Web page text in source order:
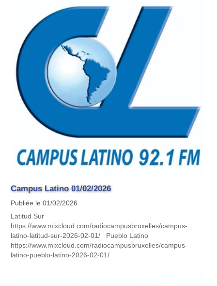
Campus Latino 01/02/2026
Publiée le 01/02/2026
Latitud Sur
https://www.mixcloud.com/radiocampusbruxelles/campus-
latino-latitud-sur-2026-02-01/ Pueblo Latino
https://www.mixcloud.com/radiocampusbruxelles/campus-
latino-pueblo-latino-2026-02-01/